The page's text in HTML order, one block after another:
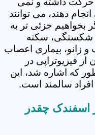
دهند، می توانند
بخواهیم جزئی تر به
شکستگی، سکته
زانو، بیماری اعصاب
فیزیوتراپی در
که اشاره شد، این
سالمند است.
اسفندک چقدر